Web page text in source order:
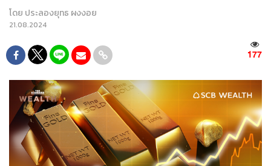
โดย ประลองยุทธ ผงงอย
21.08.2024
177